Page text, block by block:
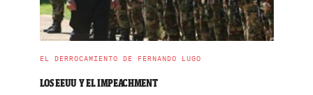
EL DERROCAMIENTO DE FERNANDO LUGO
LOS EEUU Y EL IMPEACHMENT